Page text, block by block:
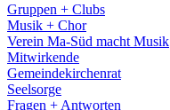
Gruppen + Clubs
Musik + Chor
Verein Ma-Süd macht Musik
Mitwirkende
Gemeindekirchenrat
Seelsorge
Fragen + Antworten